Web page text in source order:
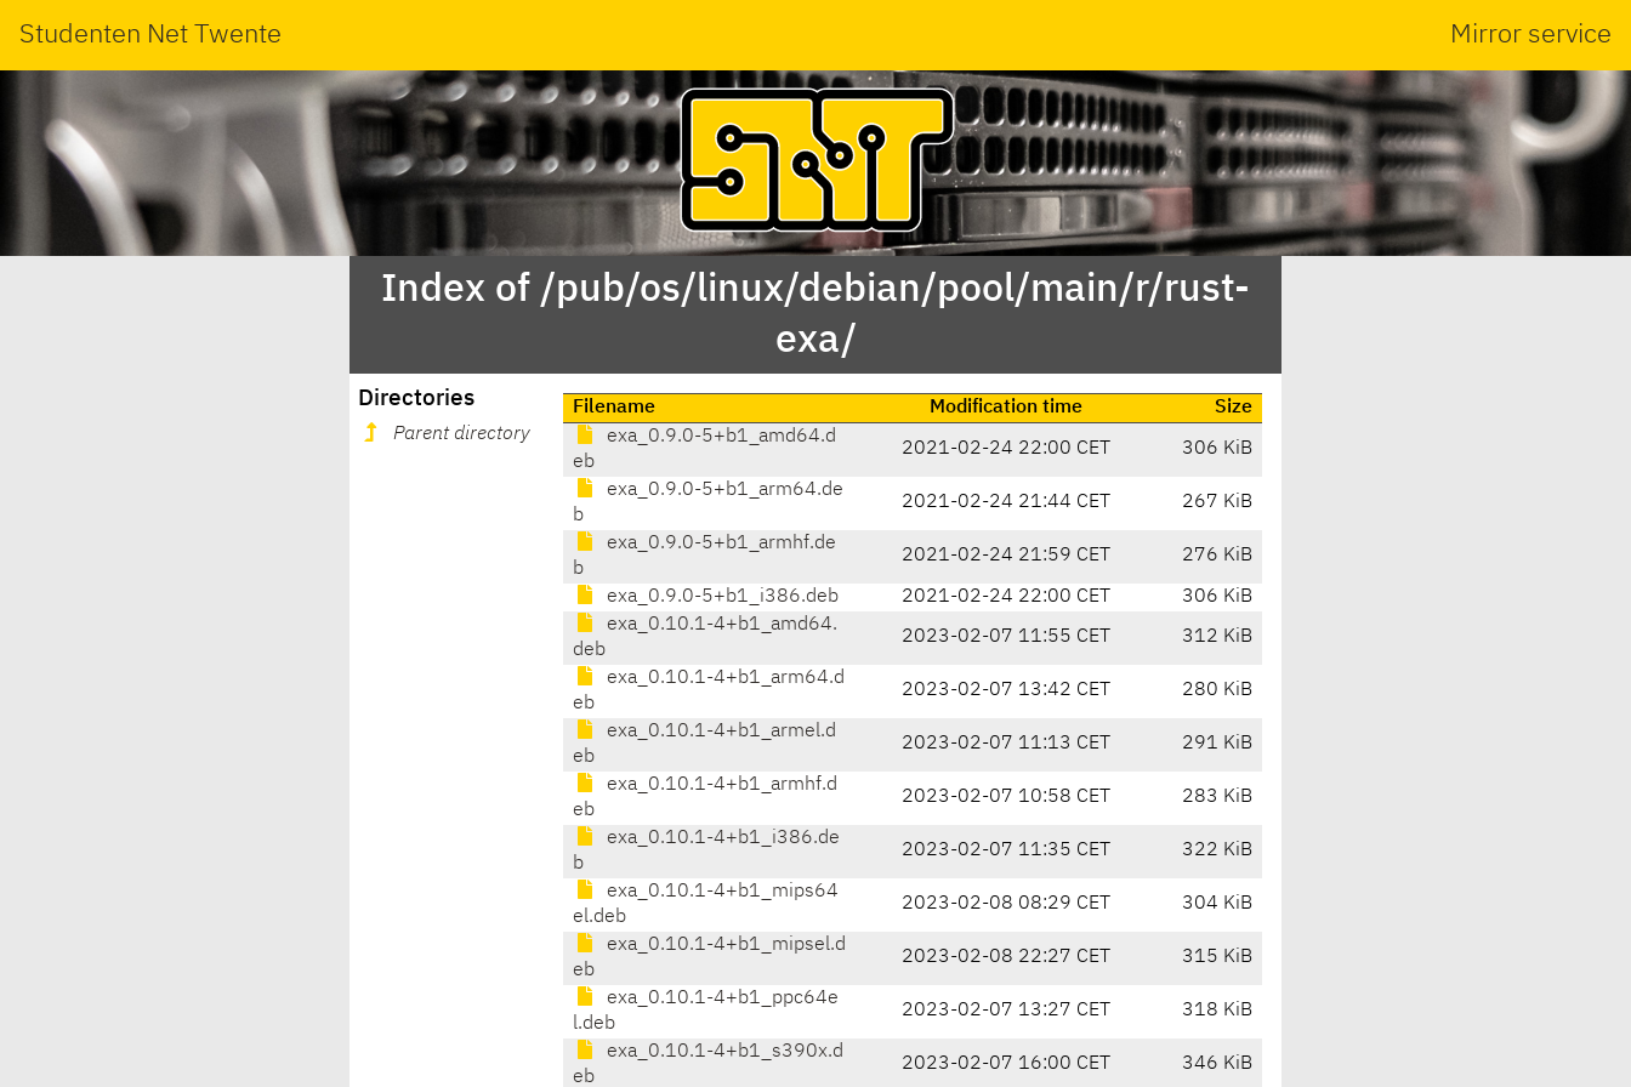
Studenten Net Twente Mirror service
Index of /pub/os/linux/debian/pool/main/r/rust-
exa/
Directories
Parent directory
Filename Modification time
Size
exa_0.9.0-5+b1_amd64.d
eb
2021-02-24 22:00 CET 306 KiB
exa_0.9.0-5+b1_arm64.de
b
2021-02-24 21:44 CET 267 KiB
exa_0.9.0-5+b1_armhf.de
b
2021-02-24 21:59 CET 276 KiB
exa_0.9.0-5+b1_i386.deb 2021-02-24 22:00 CET
306 KiB
exa_0.10.1-4+b1_amd64.
deb
2023-02-07 11:55 CET 312 KiB
exa_0.10.1-4+b1_arm64.d
eb
2023-02-07 13:42 CET 280 KiB
exa_0.10.1-4+b1_armel.d
eb
2023-02-07 11:13 CET 291 KiB
exa_0.10.1-4+b1_armhf.d
eb
2023-02-07 10:58 CET 283 KiB
exa_0.10.1-4+b1_i386.de
b
2023-02-07 11:35 CET 322 KiB
exa_0.10.1-4+b1_mips64
el.deb
2023-02-08 08:29 CET 304 KiB
exa_0.10.1-4+b1_mipsel.d
eb
2023-02-08 22:27 CET 315 KiB
exa_0.10.1-4+b1_ppc64e
l.deb
2023-02-07 13:27 CET 318 KiB
exa_0.10.1-4+b1_s390x.d
eb
2023-02-07 16:00 CET 346 KiB